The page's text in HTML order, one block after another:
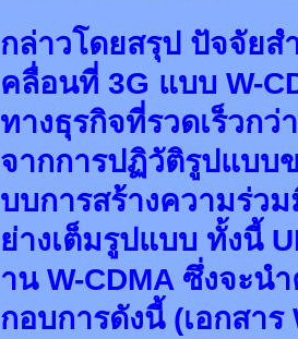
กล่าวโดยสรุป ปัจจัย
คลื่อนที่ 3G แบบ W-
ทางธุรกิจที่รวดเร็วก
จากการปฏิวัติรูปแบบ
บบการสร้างความร่ว
ย่างเต็มรูปแบบ ทั้งนี้
าน W-CDMA ซึ่งจะน
กอบการดังนี้ (เอกสา